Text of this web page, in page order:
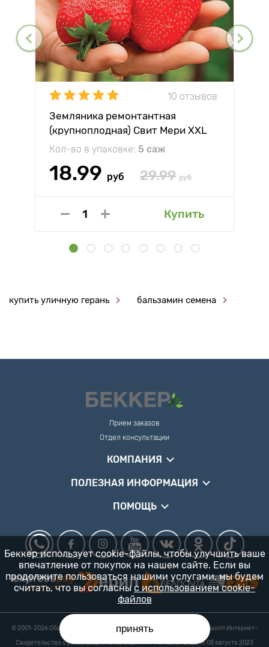
10 отзывов
Земляника ремонтантная
(крупноплодная) Свит Мери XXL
Кол-во в упаковке: 5 саж
18.99 руб 29.99 руб
Купить
купить уличную герань бальзамин семена
Прием заказов
Отдел консультации
КОМПАНИЯ
ПОЛЕЗНАЯ ИНФОРМАЦИЯ
ПОМОЩЬ
© 2001-2026 Общество с ограниченной ответственностью «Гарденшоп» Интернет-
магазин «БЕККЕР™» 24/7
Свидетельство о регистрации № 0218821 УНП 193702687 выдано 08 августа 2023
Беккер использует cookie-файлы, чтобы улучшить ваше
впечатление от покупок на нашем сайте. Если вы
продолжите пользоваться нашими услугами, мы будем
считать, что вы согласны с использованием cookie-
файлов
принять